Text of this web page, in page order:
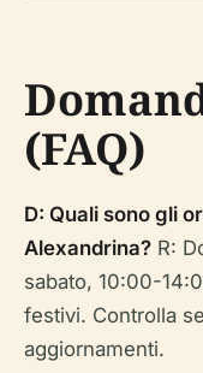
(FAQ)
D: Quali sono gli
Alexandrina? R:
sabato, 10:00-
festivi. Controlla
aggiornamenti.